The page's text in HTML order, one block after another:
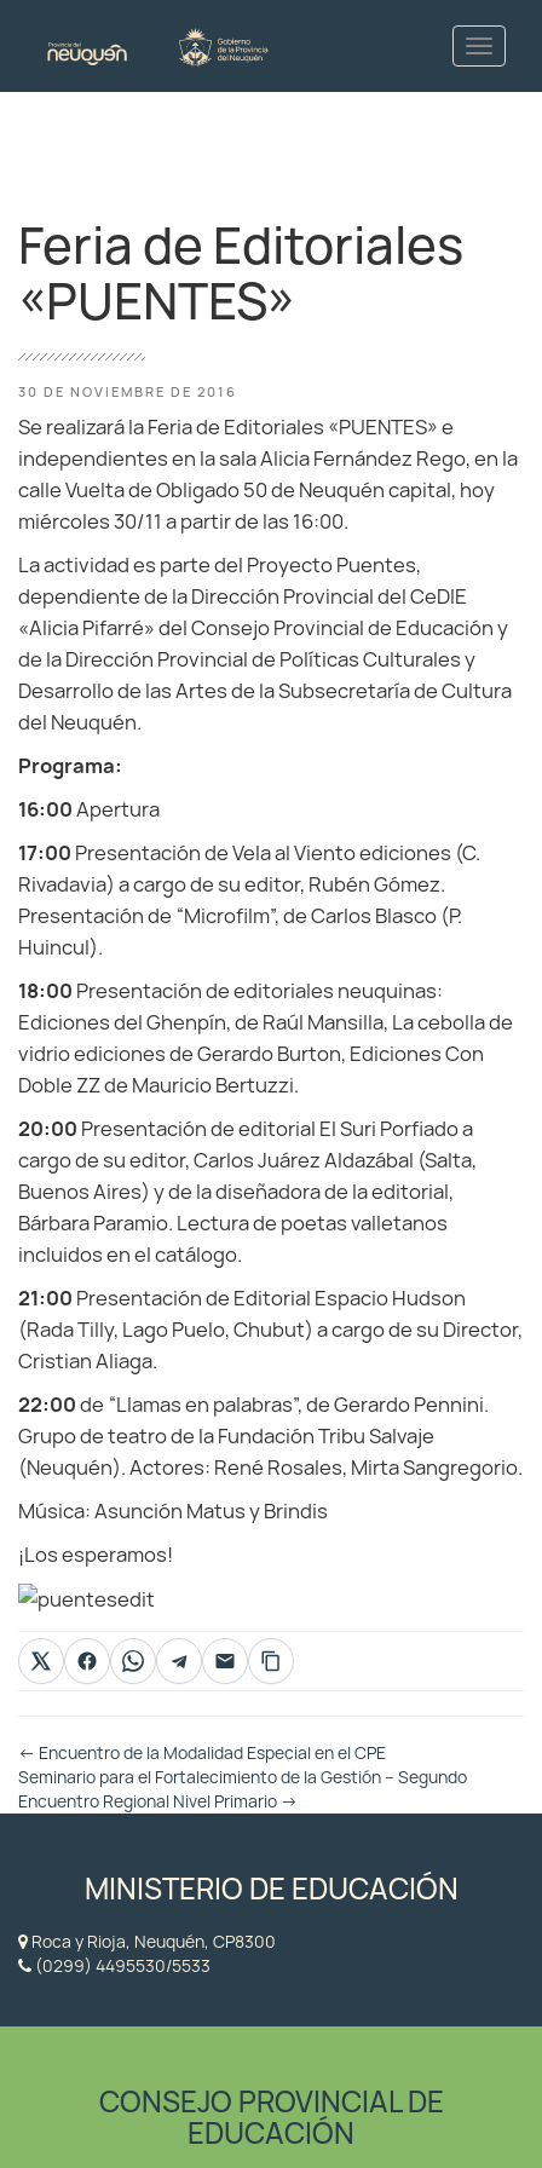
Feria de Editoriales
«PUENTES»
30 DE NOVIEMBRE DE 2016
Se realizará la Feria de Editoriales «PUENTES» e
independientes en la sala Alicia Fernández Rego, en la
calle Vuelta de Obligado 50 de Neuquén capital, hoy
miércoles 30/11 a partir de las 16:00.
La actividad es parte del Proyecto Puentes,
dependiente de la Dirección Provincial del CeDIE
«Alicia Pifarré» del Consejo Provincial de Educación y
de la Dirección Provincial de Políticas Culturales y
Desarrollo de las Artes de la Subsecretaría de Cultura
del Neuquén.
Programa:
16:00Apertura
17:00 Presentación de Vela al Viento ediciones (C.
Rivadavia) a cargo de su editor, Rubén Gómez.
Presentación de “Microfilm”, de Carlos Blasco (P.
Huincul).
18:00 Presentación de editoriales neuquinas:
Ediciones del Ghenpín, de Raúl Mansilla, La cebolla de
vidrio ediciones de Gerardo Burton, Ediciones Con
Doble ZZ de Mauricio Bertuzzi.
20:00 Presentación de editorial El Suri Porfiado a
cargo de su editor, Carlos Juárez Aldazábal (Salta,
Buenos Aires) y de la diseñadora de la editorial,
Bárbara Paramio. Lectura de poetas valletanos
incluidos en el catálogo.
21:00 Presentación de Editorial Espacio Hudson
(Rada Tilly, Lago Puelo, Chubut) a cargo de su Director,
Cristian Aliaga.
22:00de “Llamas en palabras”, de Gerardo Pennini.
Grupo de teatro de la Fundación Tribu Salvaje
(Neuquén). Actores: René Rosales, Mirta Sangregorio.
Música: Asunción Matus y Brindis
¡Los esperamos!
Otras
Entradas
← Encuentro de la Modalidad Especial en el CPE
Seminario para el Fortalecimiento de la Gestión – Segundo
Encuentro Regional Nivel Primario →
MINISTERIO DE EDUCACIÓN
Roca y Rioja, Neuquén, CP8300
(0299) 4495530/5533
CONSEJO PROVINCIAL DE
EDUCACIÓN